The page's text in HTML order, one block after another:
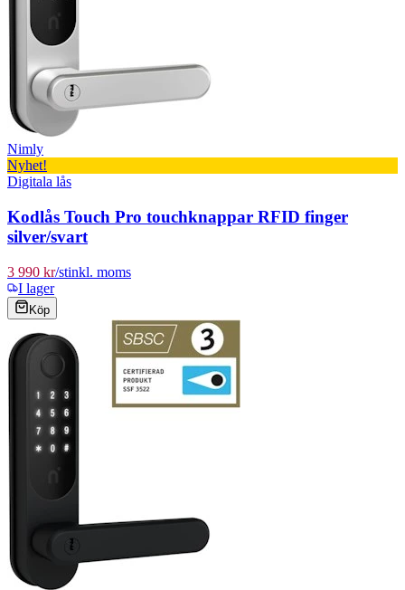
Nimly
Nyhet!
Digitala lås
Kodlås Touch Pro touchknappar RFID finger
silver/svart
3 990 kr/stinkl. moms
I lager
Köp